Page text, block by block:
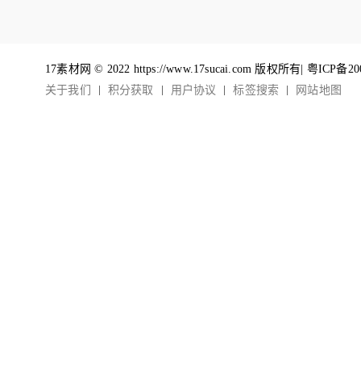
17素材网 © 2022 https://www.17sucai.com 版权所有| 粤ICP备
关于我们
积分获取 用户协议 标签搜索 网站地图